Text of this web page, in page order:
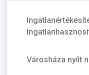
Városháza nyílt